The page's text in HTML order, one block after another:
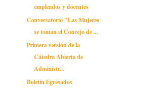
empleados y docentes
Conversatorio "Las Mujeres
se toman el Concejo de ...
Primera versión de la
Cátedra Abierta de
Administr...
Boletin Egresados